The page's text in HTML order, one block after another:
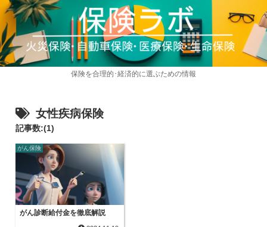
保険を合理的･経済的に選ぶための情報
女性疾病保険
記事数:(1)
がん保険
がん診断給付金を徹底解説